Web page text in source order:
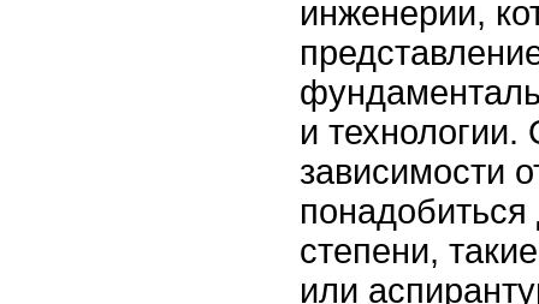
инженерии,
и технологии.
зависимости
степени,
или